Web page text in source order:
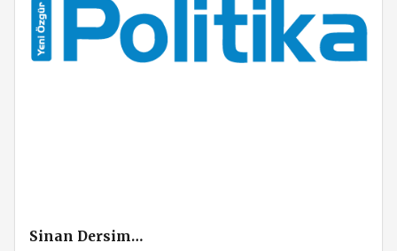
Sinan Dersim…